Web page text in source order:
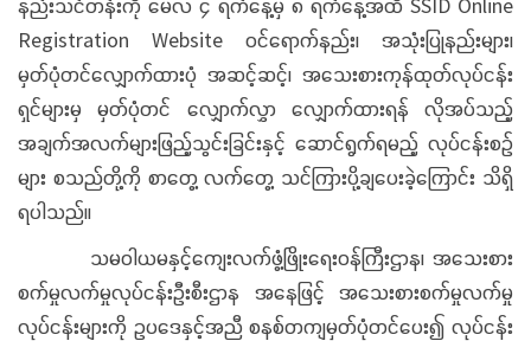
Registration Website ဝင်ရောက်နည်း၊ အသုံးပြုနည်းများ၊
မှတ်ပုံတင်လျှောက်ထားပုံ အဆင့်ဆင့်၊ အသေးစားကုန်ထုတ်လုပ်ငန်း
ရှင်များမှ မှတ်ပုံတင် လျှောက်လွှာ လျှောက်ထားရန် လိုအပ်သည့်
အချက်အလက်များဖြည့်သွင်းခြင်းနှင့် ဆောင်ရွက်ရမည့် လုပ်ငန်းစဉ်
များ စသည်တို့ကို စာတွေ့ လက်တွေ့ သင်ကြားပို့ချပေးခဲ့ကြောင်း သိရှိ
ရပါသည်။
သမဝါယမနှင့်ကျေးလက်ဖွံ့ဖြိုးရေးဝန်ကြီးဌာန၊ အသေးစား
စက်မှုလက်မှုလုပ်ငန်းဦးစီးဌာန အနေဖြင့် အသေးစားစက်မှုလက်မှု
လုပ်ငန်းများကို ဥပဒေနှင့်အညီ စနစ်တကျမှတ်ပုံတင်ပေး၍ လုပ်ငန်း